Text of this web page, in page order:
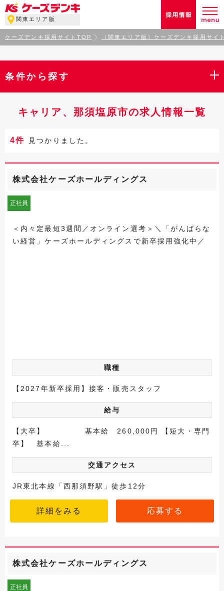
関東エリア版
ケーズデンキ採用サイトTOP ［関東エリア版］ケーズデンキ採用サイ
条件から探す
キャリア、那須塩原市の求人情報一覧
4件 見つかりました。
株式会社ケーズホールディングス
正社員
＜内々定最短3週間／オンライン選考＞＼「がんばらな
い経営」ケーズホールディングスで新卒採用強化中／
職種
【2027年新卒採用】接客・販売スタッフ
給与
【大卒】 基本給 260,000円 【短大・専門
卒】 基本給...
交通アクセス
JR東北本線「西那須野駅」徒歩12分
詳細をみる 応募する
株式会社ケーズホールディングス
正社員